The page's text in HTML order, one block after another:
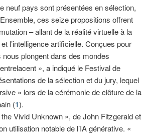
pays sont présentées en sélection,
ces seize propositions offrent
– allant de la réalité virtuelle à la
l’intelligence artificielle. Conçues pour
plongent dans des mondes
», a indiqué le Festival de
de la sélection et du jury, lequel
» lors de la cérémonie de clôture de la
(1).
Vivid Unknown », de John Fitzgerald et
utilisation notable de l’IA générative. «